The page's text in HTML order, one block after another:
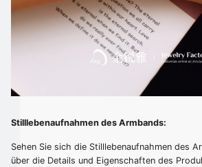
Stilllebenaufnahmen des Armbands:
Sehen Sie sich die Stilllebenaufnahmen des
über die Details und Eigenschaften des